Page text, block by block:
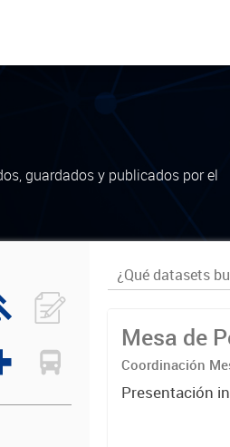
guardados y publicados por el
Mesa de
Coordinación
Presentación